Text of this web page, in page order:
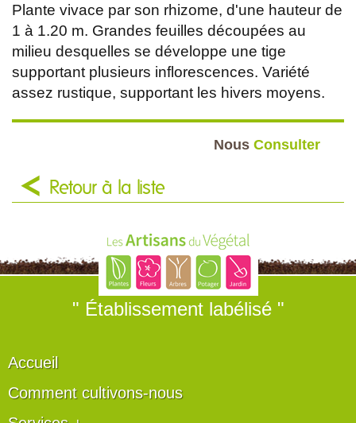
Plante vivace par son rhizome, d'une hauteur de
1 à 1.20 m. Grandes feuilles découpées au
milieu desquelles se développe une tige
supportant plusieurs inflorescences. Variété
assez rustique, supportant les hivers moyens.
Nous Consulter
Retour à la liste
" Établissement labélisé "
Accueil
Comment cultivons-nous